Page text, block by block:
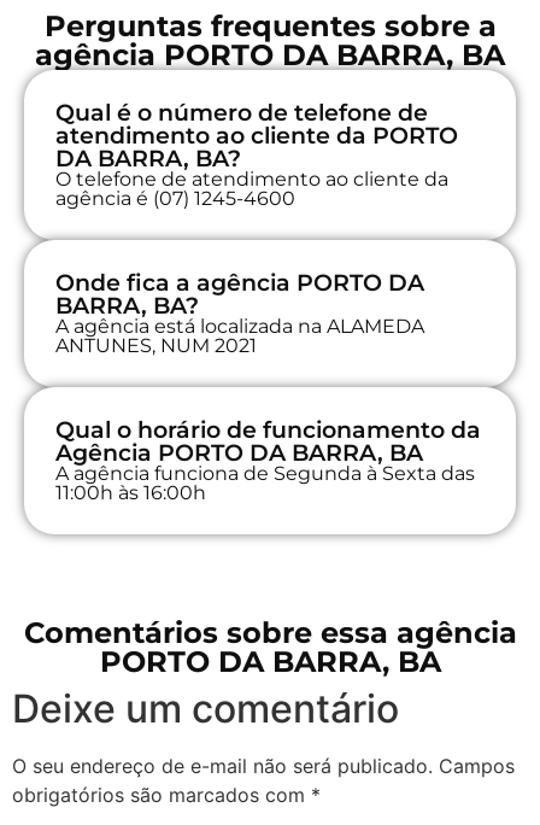
Perguntas frequentes sobre a
agência PORTO DA BARRA, BA
Qual é o número de telefone de
atendimento ao cliente da PORTO
DA BARRA, BA?
O telefone de atendimento ao cliente da
agência é (07) 1245-4600
Onde fica a agência PORTO DA
BARRA, BA?
A agência está localizada na ALAMEDA
ANTUNES, NUM 2021
Qual o horário de funcionamento da
Agência PORTO DA BARRA, BA
A agência funciona de Segunda à Sexta das
11:00h às 16:00h
Comentários sobre essa agência
PORTO DA BARRA, BA
Deixe um comentário
O seu endereço de e-mail não será publicado. Campos
obrigatórios são marcados com *